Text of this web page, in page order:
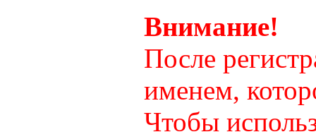
Внимание!
После
именем,
Чтобы